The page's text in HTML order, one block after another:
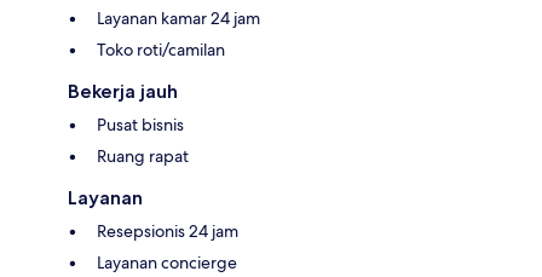
Layanan kamar 24 jam
Toko roti/camilan
Bekerja jauh
Pusat bisnis
Ruang rapat
Layanan
Resepsionis 24 jam
Layanan concierge